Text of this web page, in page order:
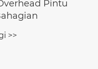
pintu garaj
>>